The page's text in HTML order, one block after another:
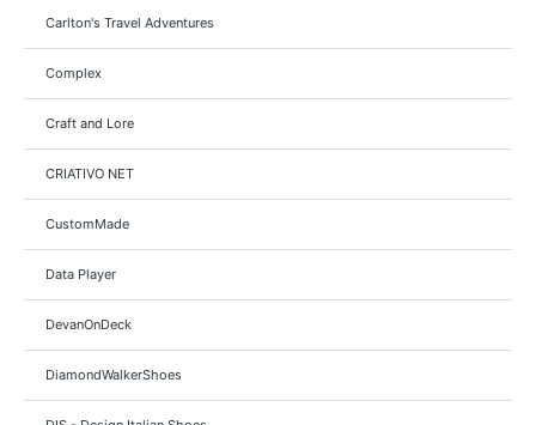
Carlton's Travel Adventures
Complex
Craft and Lore
CRIATIVO NET
CustomMade
Data Player
DevanOnDeck
DiamondWalkerShoes